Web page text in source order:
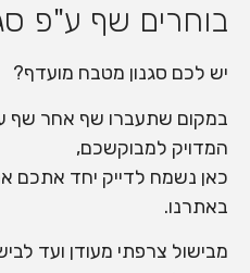
בוחרים שף ע"פ
יש לכם סגנון מטבח מועדף?
במקום שתעברו שף אחר שף
המדויק למבוקשכם,
כאן נשמח לדייק יחד אתכם
באתרנו.
מבישול צרפתי מעודן ועד